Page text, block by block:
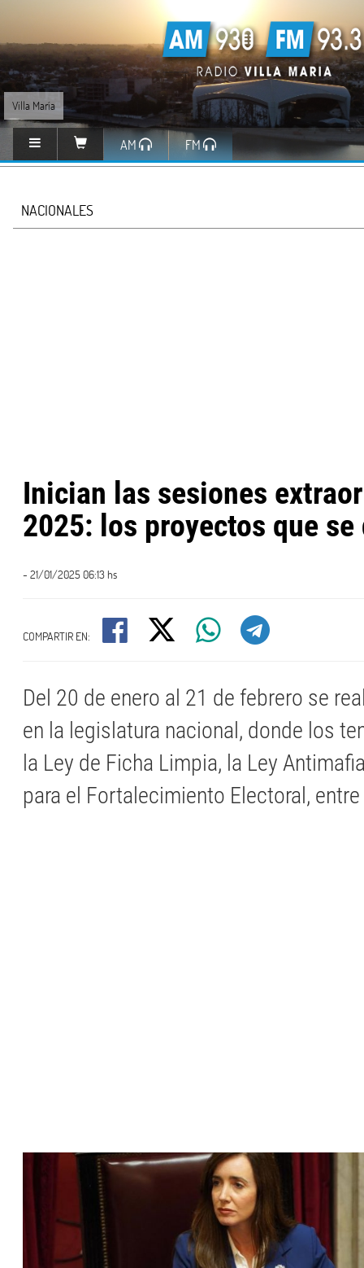
Villa María
AM FM
NACIONALES
Inician las sesiones
2025: los proyectos que
- 21/01/2025 06:13 hs
COMPARTIR EN:
Del 20 de enero al 21 de febrero se
en la legislatura nacional, donde los
la Ley de Ficha Limpia, la Ley
para el Fortalecimiento Electoral,